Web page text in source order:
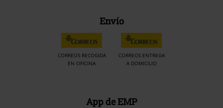
Envío
CORREOS RECOGIDA
EN OFICINA
CORREOS ENTREGA
A DOMICILIO
App de EMP